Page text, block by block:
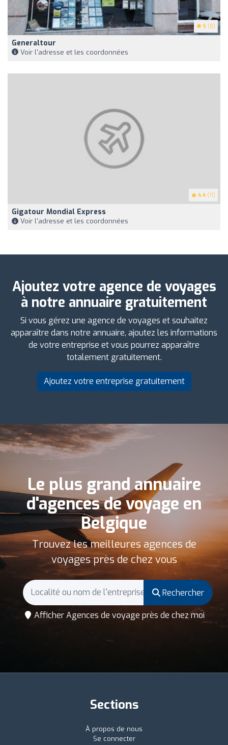
5 (8)
Generaltour
Voir l'adresse et les coordonnées
4.4 (11)
Gigatour Mondial Express
Voir l'adresse et les coordonnées
Ajoutez votre agence de voyages
à notre annuaire gratuitement
Si vous gérez une agence de voyages et souhaitez
apparaître dans notre annuaire, ajoutez les informations
de votre entreprise et vous pourrez apparaître
totalement gratuitement.
Ajoutez votre entreprise gratuitement
Le plus grand annuaire
d'agences de voyage en
Belgique
Trouvez les meilleures agences de
voyages près de chez vous
Rechercher
Afficher Agences de voyage près de chez moi
Sections
À propos de nous
Se connecter